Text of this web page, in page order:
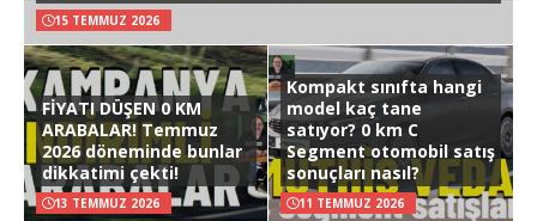
15 TEMMUZ 2026
FİYATI DÜŞEN 0 KM
ARABALAR! Temmuz
2026 döneminde bunlar
dikkatimi çekti!
13 TEMMUZ 2026
Kompakt sınıfta hangi
model kaç tane
satıyor? 0 km C
Segment otomobil satış
sonuçları nasıl?
11 TEMMUZ 2026